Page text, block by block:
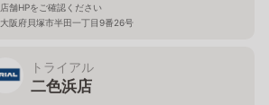
店舗HPをご確認ください
大阪府貝塚市半田一丁目9番26号
トライアル
二色浜店